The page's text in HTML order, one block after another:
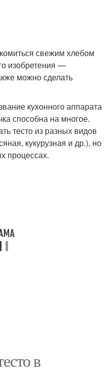
свежим хлебом
изобретения —
можно сделать
кухонного аппарата
способна на многое.
тесто из разных видов
кукурузная и др.), но
процессах.
в